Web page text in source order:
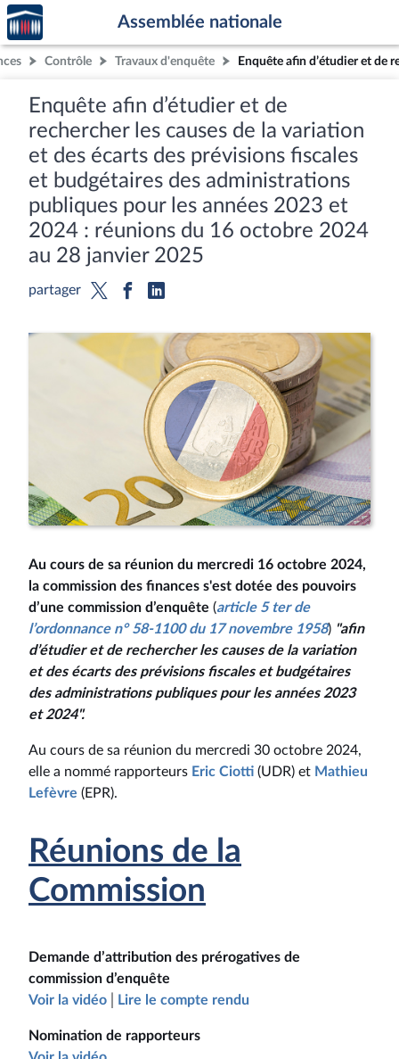
Aller au contenu
Aller en bas de la page
Accèder
à la
page
d'accueil
Assemblée nationale
Contrôle Travaux d'enquête
Enquête afin d’étudier et de
rechercher les causes de la variation
et des écarts des prévisions fiscales
et budgétaires des administrations
publiques pour les années 2023 et
2024 : réunions du 16 octobre 2024
au 28 janvier 2025
partager
Au cours de sa réunion du mercredi 16 octobre 2024,
la commission des finances s'est dotée des pouvoirs
d’une commission d’enquête (article 5 ter de
l’ordonnance n° 58-1100 du 17 novembre 1958) "afin
d’étudier et de rechercher les causes de la variation
et des écarts des prévisions fiscales et budgétaires
des administrations publiques pour les années 2023
et 2024".
Au cours de sa réunion du mercredi 30 octobre 2024,
elle a nommé rapporteurs Eric Ciotti (UDR) et Mathieu
Lefèvre (EPR).
Réunions de la
Commission
Demande d’attribution des prérogatives de
commission d’enquête
Voir la vidéo
Lire le compte rendu
Nomination de rapporteurs